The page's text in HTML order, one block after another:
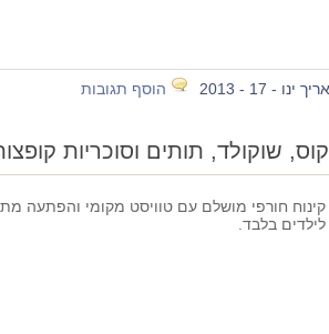
ינו - 17 - 2013 הוסף תגובות
שוקולד, תותים וסוכריות
קינוח חורפי מושלם עם טוויסט מקומי והפתעה
לילדים בלבד.